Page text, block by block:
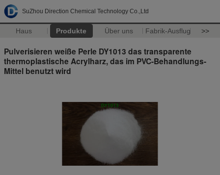
SuZhou Direction Chemical Technology Co.,Ltd
Haus Produkte Über uns Fabrik-Ausflug >>
Pulverisieren weiße Perle DY1013 das transparente
thermoplastische Acrylharz, das im PVC-Behandlungs-
Mittel benutzt wird